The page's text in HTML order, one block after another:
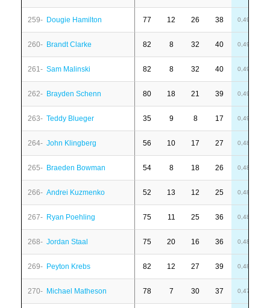
259- Dougie Hamilton 77 12 26 38 0,49
260- Brandt Clarke 82 8 32 40 0,49
261- Sam Malinski 82 8 32 40 0,49
262- Brayden Schenn 80 18 21 39 0,49
263- Teddy Blueger 35 9 8 17 0,49
264- John Klingberg 56 10 17 27 0,48
265- Braeden Bowman 54 8 18 26 0,48
266- Andrei Kuzmenko 52 13 12 25 0,48
267- Ryan Poehling 75 11 25 36 0,48
268- Jordan Staal 75 20 16 36 0,48
269- Peyton Krebs 82 12 27 39 0,48
270- Michael Matheson 78 7 30 37 0,47